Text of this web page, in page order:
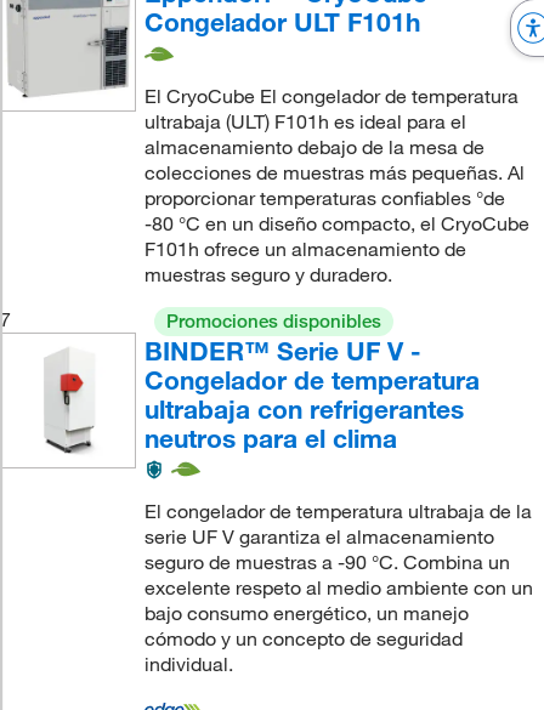
Congelador ULT F101h
El CryoCube El congelador de temperatura
ultrabaja (ULT) F101h es ideal para el
almacenamiento debajo de la mesa de
colecciones de muestras más pequeñas. Al
proporcionar temperaturas confiables °de
-80 °C en un diseño compacto, el CryoCube
F101h ofrece un almacenamiento de
muestras seguro y duradero.
7
Promociones disponibles
BINDER™ Serie UF V -
Congelador de temperatura
ultrabaja con refrigerantes
neutros para el clima
El congelador de temperatura ultrabaja de la
serie UF V garantiza el almacenamiento
seguro de muestras a -90 °C. Combina un
excelente respeto al medio ambiente con un
bajo consumo energético, un manejo
cómodo y un concepto de seguridad
individual.